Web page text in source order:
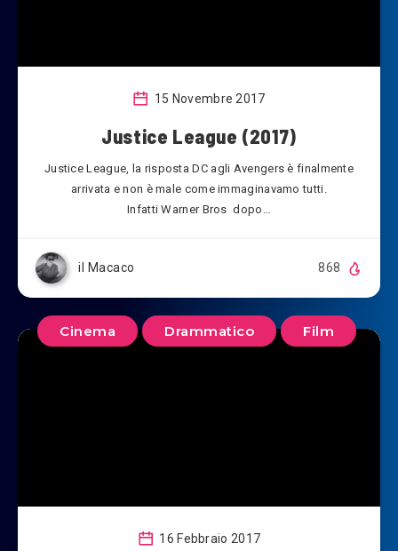
15 Novembre 2017
Justice League (2017)
Justice League, la risposta DC agli Avengers è finalmente
arrivata e non è male come immaginavamo tutti.
Infatti Warner Bros dopo…
il Macaco 868
Cinema Drammatico Film
16 Febbraio 2017